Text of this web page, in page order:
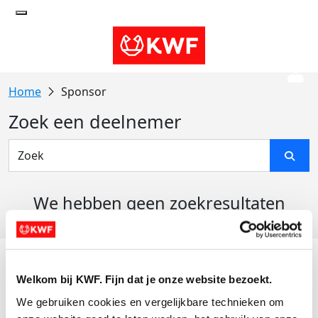
Welkom bij KWF. Fijn dat je onze website bezoekt.
We gebruiken cookies en vergelijkbare technieken om
Sponsor
Zoek een deelnemer
We hebben geen zoekresultaten
Actiematerialen
Evenementen